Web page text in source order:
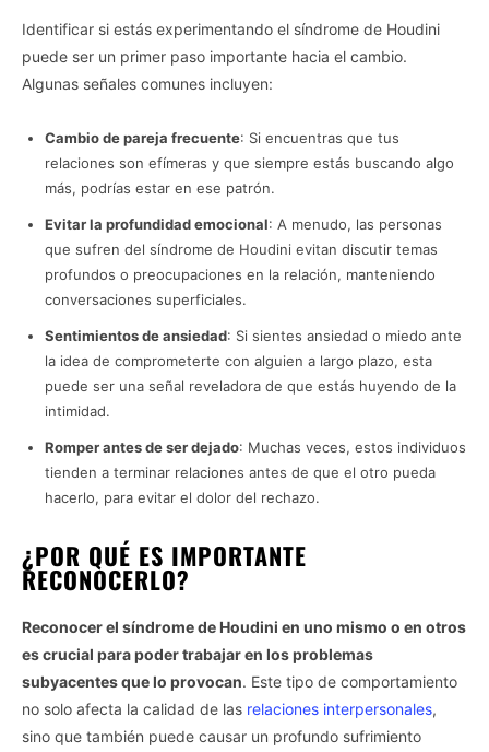
Identificar si estás experimentando el síndrome de Houdini
puede ser un primer paso importante hacia el cambio.
Algunas señales comunes incluyen:
Cambio de pareja frecuente: Si encuentras que tus
relaciones son efímeras y que siempre estás buscando algo
más, podrías estar en ese patrón.
Evitar la profundidad emocional: A menudo, las personas
que sufren del síndrome de Houdini evitan discutir temas
profundos o preocupaciones en la relación, manteniendo
conversaciones superficiales.
Sentimientos de ansiedad: Si sientes ansiedad o miedo ante
la idea de comprometerte con alguien a largo plazo, esta
puede ser una señal reveladora de que estás huyendo de la
intimidad.
Romper antes de ser dejado: Muchas veces, estos individuos
tienden a terminar relaciones antes de que el otro pueda
hacerlo, para evitar el dolor del rechazo.
¿POR QUÉ ES IMPORTANTE
RECONOCERLO?
Reconocer el síndrome de Houdini en uno mismo o en otros
es crucial para poder trabajar en los problemas
subyacentes que lo provocan. Este tipo de comportamiento
no solo afecta la calidad de las relaciones interpersonales,
sino que también puede causar un profundo sufrimiento